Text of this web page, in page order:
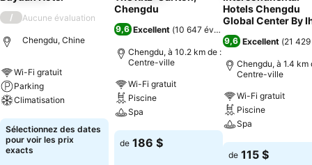
/ Aucune évaluation
Chengdu, Chine
Wi-Fi gratuit
Parking
Climatisation
Consulter les prix
Sélectionnez des dates
pour voir les prix
exacts
Chengdu
9,6 Excellent (10 647 évaluations
Chengdu, à 10.2 km de :
Centre-ville
Wi-Fi gratuit
Piscine
Spa
Consulter les prix
de 186 $
Hotels Chengdu
Global Center By
9,6 Excellent (21
Chengdu, à 1.4 km
Centre-ville
Wi-Fi gratuit
Piscine
Spa
Consulter les
de 115 $